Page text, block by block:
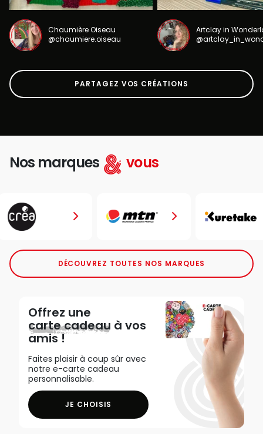
Chaumière Oiseau
@chaumiere.oiseau
Artclay in
PARTAGEZ VOS CRÉATIONS
Nos marques vous
DÉCOUVREZ TOUTES NOS MARQUES
Offrez une
carte cadeau à vos
amis !
Faites plaisir à coup sûr avec
notre e-carte cadeau
personnalisable.
JE CHOISIS